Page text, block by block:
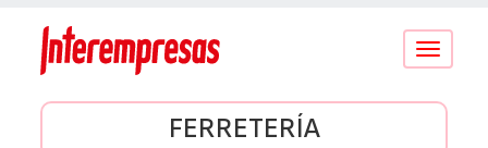
Conmutar
FERRETERÍA